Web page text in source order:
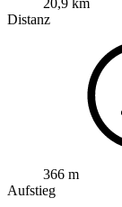
Distanz
366 m
Aufstieg